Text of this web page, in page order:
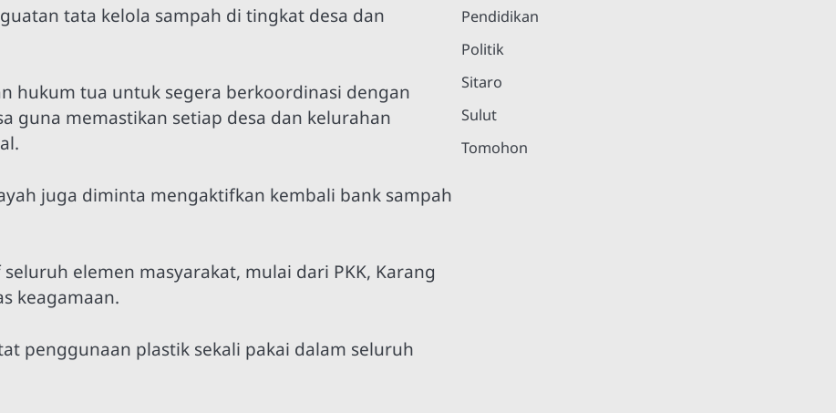
tata kelola sampah di tingkat desa dan
hukum tua untuk segera berkoordinasi dengan
guna memastikan setiap desa dan kelurahan
juga diminta mengaktifkan kembali bank sampah
elemen masyarakat, mulai dari PKK, Karang
keagamaan.
penggunaan plastik sekali pakai dalam seluruh
Pendidikan
Politik
Sitaro
Sulut
Tomohon